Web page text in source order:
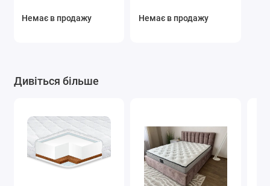
Немає в продажу Немає в продажу
Дивіться більше